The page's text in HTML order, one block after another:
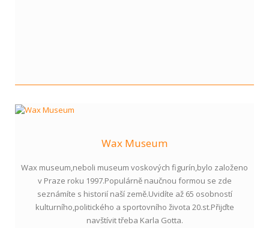
Wax Museum
Wax museum,neboli museum voskových figurín,bylo založeno
v Praze roku 1997.Populárně naučnou formou se zde
seznámíte s historií naší země.Uvidíte až 65 osobností
kulturního,politického a sportovního života 20.st.Přijďte
navštívit třeba Karla Gotta.